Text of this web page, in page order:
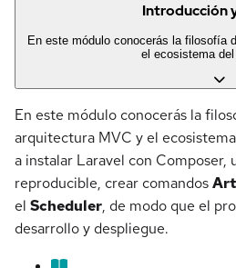
Introducción
En este módulo conocerás la filosofía
el ecosistema del
En este módulo conocerás la
arquitectura MVC y el
a instalar Laravel con Composer,
reproducible, crear comandos
el Scheduler, de modo que el
desarrollo y despliegue.